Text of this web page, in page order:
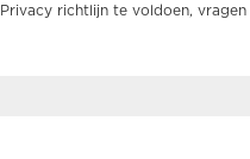
richtlijn te voldoen,